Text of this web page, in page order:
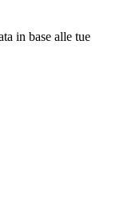
in base alle tue